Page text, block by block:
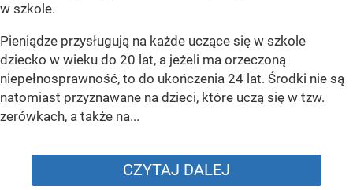
w szkole.
Pieniądze przysługują na każde uczące się w szkole
dziecko w wieku do 20 lat, a jeżeli ma orzeczoną
niepełnosprawność, to do ukończenia 24 lat. Środki nie są
natomiast przyznawane na dzieci, które uczą się w tzw.
zerówkach, a także na...
CZYTAJ DALEJ